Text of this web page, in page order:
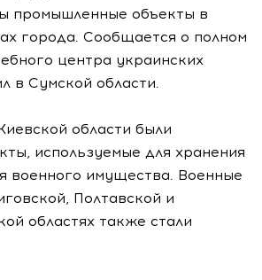
промышленные объекты в
города. Сообщается о полном
центра украинских
в Сумской области.
области были
используемые для хранения
военного имущества. Военные
Полтавской и
областях также стали